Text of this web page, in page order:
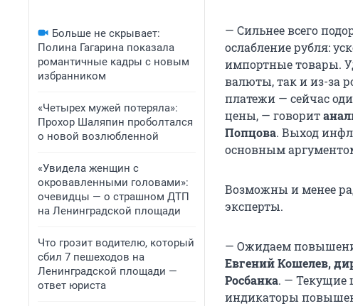
Больше не скрывает:
Полина Гагарина показала
романтичные кадры с новым
избранником
«Четырех мужей потеряла»:
Прохор Шаляпин проболтался
о новой возлюбленной
«Увидела женщин с
окровавленными головами»:
очевидцы — о страшном ДТП
на Ленинградской площади
Что грозит водителю, который
сбил 7 пешеходов на
Ленинградской площади —
ответ юриста
— Сильнее всего
ослабление рубля:
импортные товары.
валюты, так и из-за
платежи — сейчас
цены, — говорит
Попцова. Выход
основным
Возможны и менее
эксперты.
— Ожидаем
Евгений Кошелев,
Росбанка. — Текущие
индикаторы